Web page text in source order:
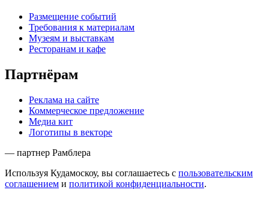
Размещение событий
Требования к материалам
Музеям и выставкам
Ресторанам и кафе
Партнёрам
Реклама на сайте
Коммерческое предложение
Медиа кит
Логотипы в векторе
— партнер Рамблера
Используя Кудамоскоу, вы соглашаетесь с пользовательским
соглашением и политикой конфиденциальности.